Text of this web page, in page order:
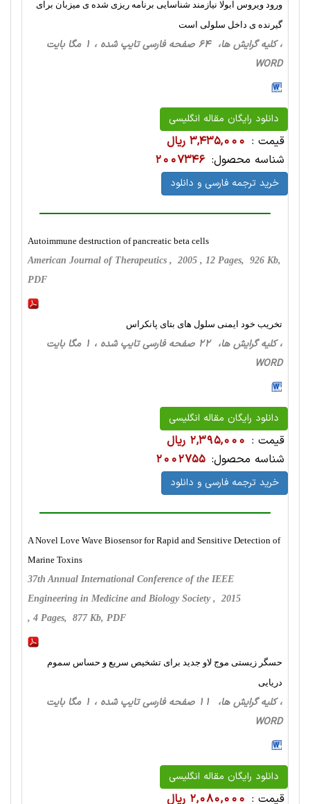
ورود ویروس ابولا نیازمند شناسایی برنامه ریزی شده ی میزبان برای
گیرنده ی داخل سلولی است
، کلیه گرایش ها، 64 صفحه فارسی تایپ شده ، 1 مگا بایت
WORD
دانلود رایگان مقاله انگلیسی
قیمت : 3,435,000 ریال
شناسه محصول: 2007346
خرید ترجمه فارسی و دانلود
Autoimmune destruction of pancreatic beta cells
American Journal of Therapeutics , 2005 , 12 Pages, 926 Kb,
PDF
تخریب خود ایمنی سلول های بتای پانکراس
، کلیه گرایش ها، 22 صفحه فارسی تایپ شده ، 1 مگا بایت
WORD
دانلود رایگان مقاله انگلیسی
قیمت : 2,395,000 ریال
شناسه محصول: 2002755
خرید ترجمه فارسی و دانلود
A Novel Love Wave Biosensor for Rapid and Sensitive Detection of
Marine Toxins
37th Annual International Conference of the IEEE
Engineering in Medicine and Biology Society , 2015
, 4 Pages, 877 Kb, PDF
حسگر زیستی موج لاو جدید برای تشخیص سریع و حساس سموم
دریایی
، کلیه گرایش ها، 11 صفحه فارسی تایپ شده ، 1 مگا بایت
WORD
دانلود رایگان مقاله انگلیسی
قیمت : 2,080,000 ریال